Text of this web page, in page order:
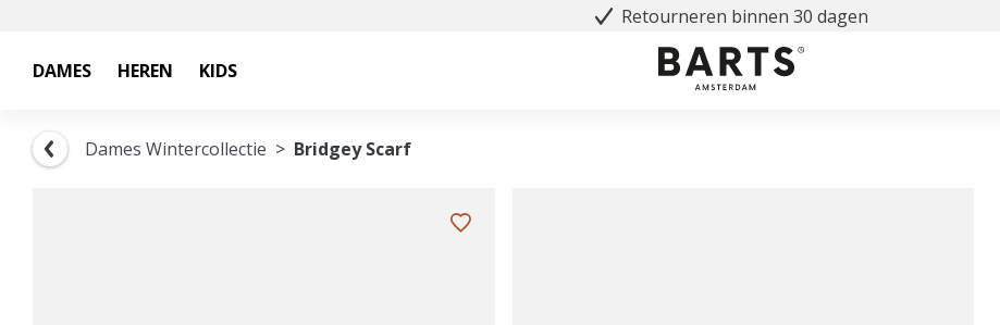
Retourneren binnen 30 dagen
DAMES HEREN KIDS
Dames Wintercollectie Bridgey Scarf